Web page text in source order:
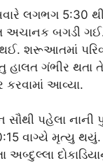
લગભગ 5:30
અચાનક બગડી
શરૂઆતમાં
હાલત ગંભીર
કરવામાં આવ્યા.
સૌથી પહેલા
વાગ્યે મૃત્યુ થયું.
અબ્દુલ્લા